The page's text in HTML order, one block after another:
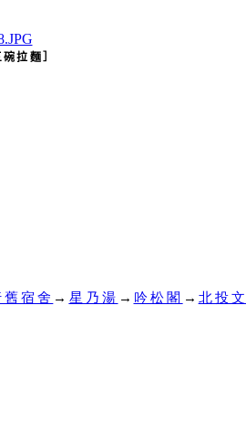
拉麵］
宿舍 → 星乃湯 → 吟松閣 → 北投